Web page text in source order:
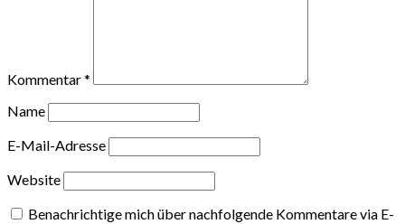
Kommentar*
Name
E-Mail-Adresse
Website
Benachrichtige mich über nachfolgende Kommentare via E-